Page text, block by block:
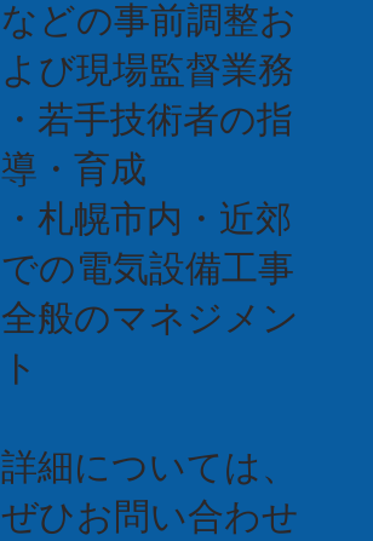
などの事前調整お
よび現場監督業務
・若手技術者の指
導・育成
・札幌市内・近郊
での電気設備工事
全般のマネジメン
ト
詳細については、
ぜひお問い合わせ